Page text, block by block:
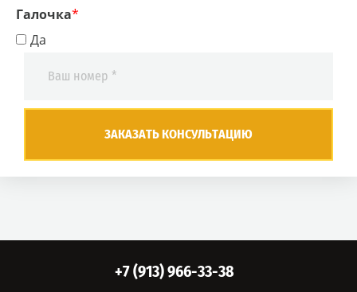
Галочка*
Да
ЗАКАЗАТЬ КОНСУЛЬТАЦИЮ
+7 (913) 966-33-38